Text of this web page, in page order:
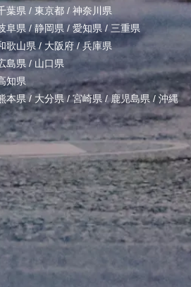
葉県 / 東京都 / 神奈川県
阜県 / 静岡県 / 愛知県 / 三重県
歌山県/ 大阪府 /兵庫県
島県 / 山口県
知県
本県/ 大分県/宮崎県 /鹿児島県 / 沖縄